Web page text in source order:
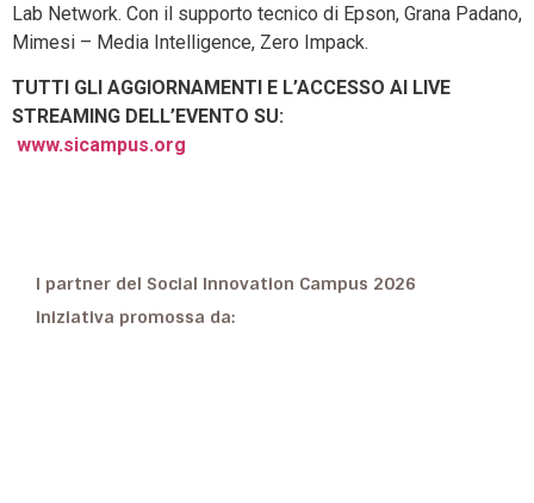
Lab Network. Con il supporto tecnico di Epson, Grana Padano,
Mimesi – Media Intelligence, Zero Impack.
TUTTI GLI AGGIORNAMENTI E L’ACCESSO AI LIVE
STREAMING DELL’EVENTO SU:
www.sicampus.org
I partner del Social Innovation Campus 2026
Iniziativa promossa da: